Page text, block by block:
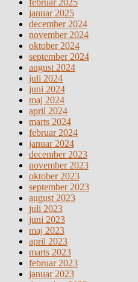
januar 2025
december 2024
november 2024
oktober 2024
september 2024
august 2024
juli 2024
juni 2024
maj 2024
april 2024
marts 2024
februar 2024
januar 2024
december 2023
november 2023
oktober 2023
september 2023
august 2023
juli 2023
juni 2023
maj 2023
april 2023
marts 2023
februar 2023
januar 2023